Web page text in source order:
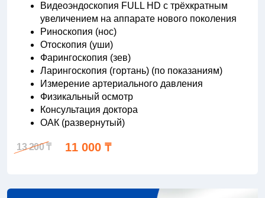
Видеоэндоскопия FULL HD с трёхкратным
увеличением на аппарате нового поколения
Риноскопия (нос)
Отоскопия (уши)
Фарингоскопия (зев)
Ларингоскопия (гортань) (по показаниям)
Измерение артериального давления
Физикальный осмотр
Консультация доктора
ОАК (развернутый)
13 200 ₸ 11 000 ₸